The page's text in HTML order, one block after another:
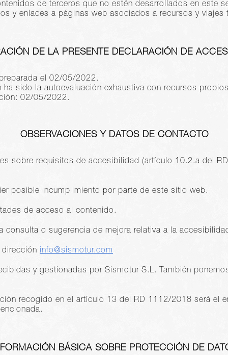
de terceros que no estén desarrollados en este
y enlaces a páginas web asociados a recursos y
DE LA PRESENTE DECLARACIÓN DE
el 02/05/2022.
ha sido la autoevaluación exhaustiva con recursos
02/05/2022.
OBSERVACIONES Y DATOS DE CONTACTO
sobre requisitos de accesibilidad (artículo 10.2.a del
posible incumplimiento por parte de este sitio web.
de acceso al contenido.
consulta o sugerencia de mejora relativa a la
dirección info@sismotur.com
y gestionadas por Sismotur S.L. También
recogido en el artículo 13 del RD 1112/2018 será el
BÁSICA SOBRE PROTECCIÓN DE